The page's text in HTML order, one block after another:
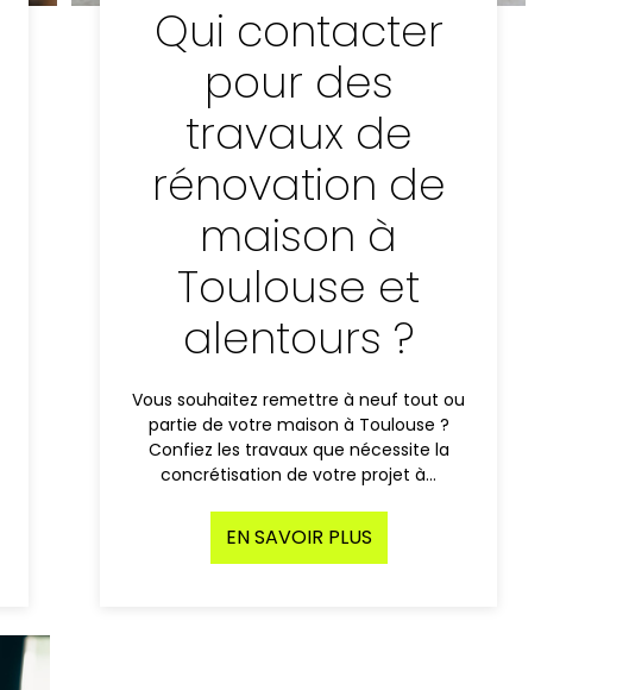
Qui contacter
pour des
travaux de
rénovation de
maison à
Toulouse et
alentours ?
Vous souhaitez remettre à neuf tout ou
partie de votre maison à Toulouse ?
Confiez les travaux que nécessite la
concrétisation de votre projet à…
EN SAVOIR PLUS